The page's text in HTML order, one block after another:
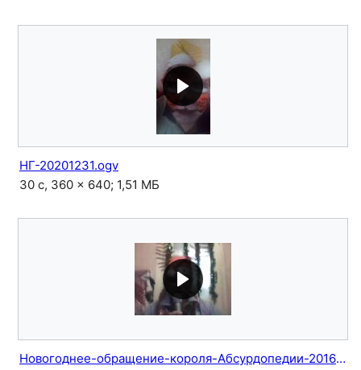
НГ-20201231.ogv
30 с, 360 × 640; 1,51 МБ
Новогоднее-обращение-короля-Абсурдопедии-20161231.ogv